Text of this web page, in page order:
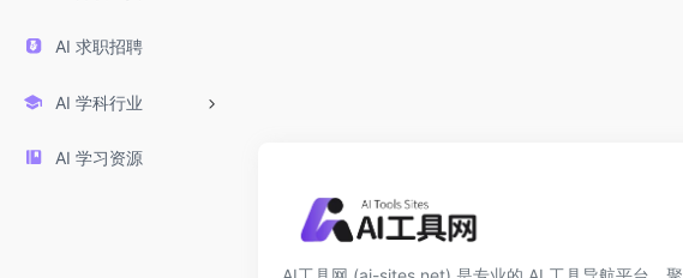
AI 求职招聘
AI 学科行业
AI 学习资源